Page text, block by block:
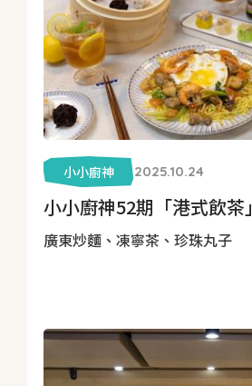
小小廚神 2025.10.24
小小廚神52期「港式飲茶」
廣東炒麵、凍寧茶、珍珠丸子